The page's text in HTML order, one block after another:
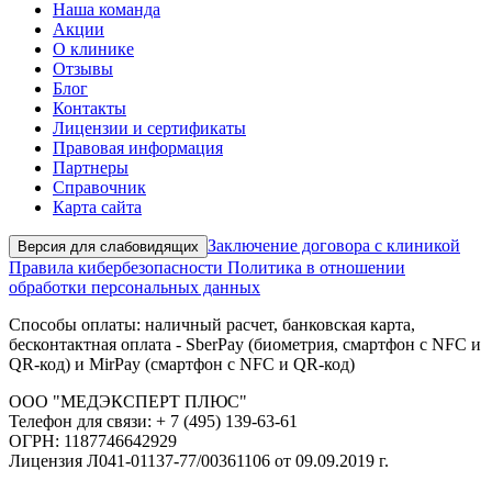
Наша команда
Акции
О клинике
Отзывы
Блог
Контакты
Лицензии и сертификаты
Правовая информация
Партнеры
Справочник
Карта сайта
Версия для слабовидящих Заключение договора с клиникой
Правила кибербезопасности Политика в отношении
обработки персональных данных
Способы оплаты: наличный расчет, банковская карта,
бесконтактная оплата - SberPay (биометрия, смартфон с NFC и
QR-код) и MirPay (смартфон с NFC и QR-код)
ООО "МЕДЭКСПЕРТ ПЛЮС"
Телефон для связи: + 7 (495) 139-63-61
ОГРН: 1187746642929
Лицензия Л041-01137-77/00361106 от 09.09.2019 г.